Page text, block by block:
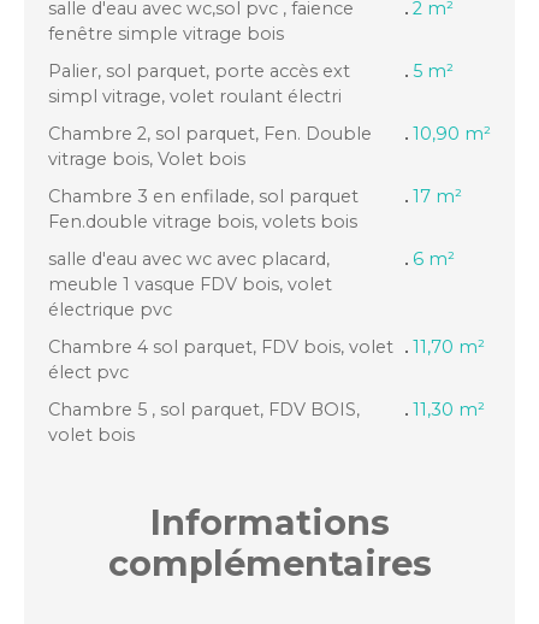
salle d'eau avec wc,sol pvc , faience
fenêtre simple vitrage bois
2 m²
Palier, sol parquet, porte accès ext
simpl vitrage, volet roulant électri
5 m²
Chambre 2, sol parquet, Fen. Double
vitrage bois, Volet bois
10,90 m²
Chambre 3 en enfilade, sol parquet
Fen.double vitrage bois, volets bois
17 m²
salle d'eau avec wc avec placard,
meuble 1 vasque FDV bois, volet
électrique pvc
6 m²
Chambre 4 sol parquet, FDV bois, volet
élect pvc
11,70 m²
Chambre 5 , sol parquet, FDV BOIS,
volet bois
11,30 m²
Informations
complémentaires